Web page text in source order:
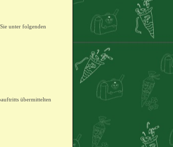
unter folgenden
übermittelten